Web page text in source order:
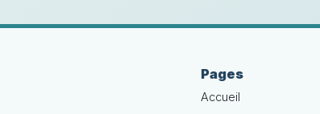
Pages
Accueil